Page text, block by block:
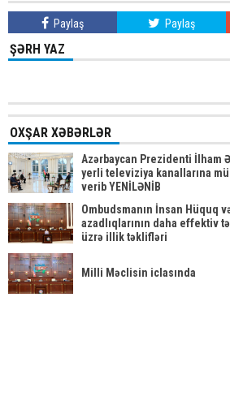
Paylaş Paylaş
ŞƏRH YAZ
OXŞAR XƏBƏRLƏR
Azərbaycan Prezidenti İlham
yerli televiziya kanallarına
verib YENİLƏNİB
Ombudsmanın İnsan Hüquq
azadlıqlarının daha effektiv
üzrə illik təklifləri
Milli Məclisin iclasında